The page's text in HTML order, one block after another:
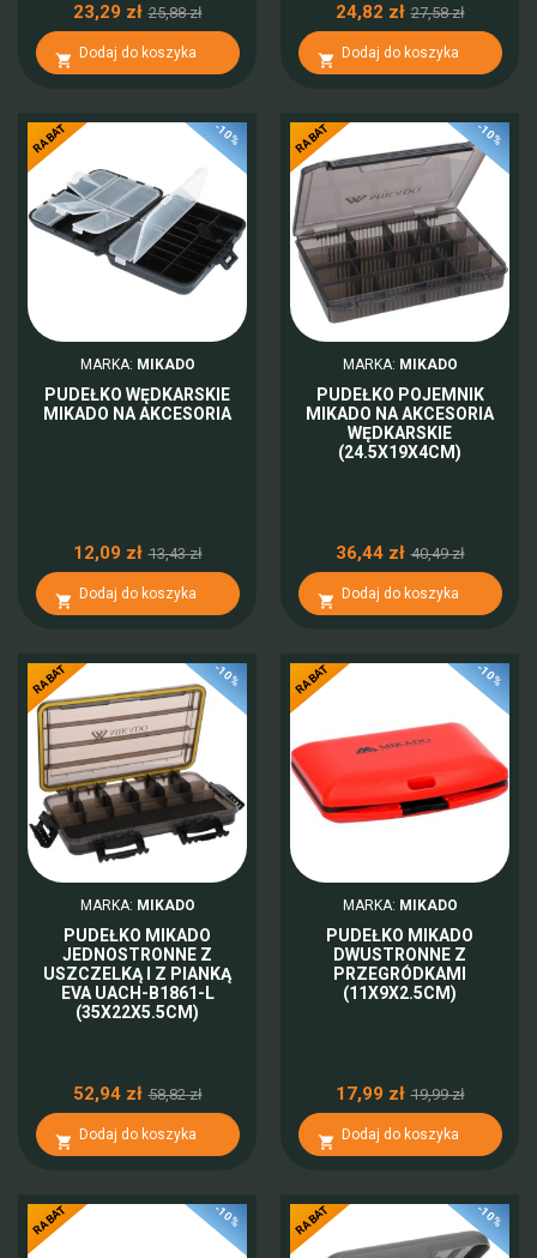
23,29 zł 25,88 zł
 Dodaj do koszyka
24,82 zł 27,58 zł
 Dodaj do koszyka
-10%
RABAT
MARKA: MIKADO
PUDEŁKO WĘDKARSKIE
MIKADO NA AKCESORIA
12,09 zł 13,43 zł
 Dodaj do koszyka
-10%
RABAT
MARKA: MIKADO
PUDEŁKO POJEMNIK
MIKADO NA AKCESORIA
WĘDKARSKIE
(24.5X19X4CM)
36,44 zł 40,49 zł
 Dodaj do koszyka
-10%
RABAT
MARKA: MIKADO
PUDEŁKO MIKADO
JEDNOSTRONNE Z
USZCZELKĄ I Z PIANKĄ
EVA UACH-B1861-L
(35X22X5.5CM)
52,94 zł 58,82 zł
 Dodaj do koszyka
-10%
RABAT
MARKA: MIKADO
PUDEŁKO MIKADO
DWUSTRONNE Z
PRZEGRÓDKAMI
(11X9X2.5CM)
17,99 zł 19,99 zł
 Dodaj do koszyka
-10%
RABAT -10%
RABAT